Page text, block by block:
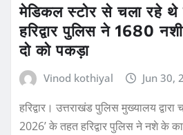
मेडिकल स्टोर से चला रहे
हरिद्वार पुलिस ने 1680
दो को पकड़ा
Vinod kothiyal Jun 30,
हरिद्वार। उत्तराखंड पुलिस मुख्यालय
2026’ के तहत हरिद्वार पुलिस ने नशे के